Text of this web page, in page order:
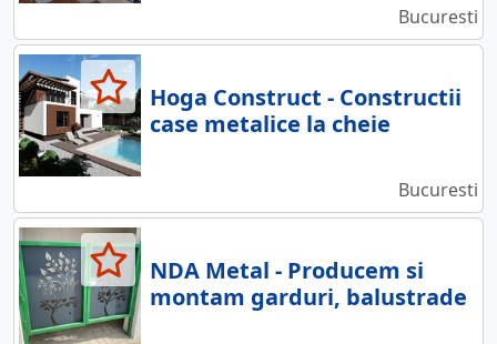
Bucuresti
Hoga Construct - Constructii
case metalice la cheie
Bucuresti
NDA Metal - Producem si
montam garduri, balustrade